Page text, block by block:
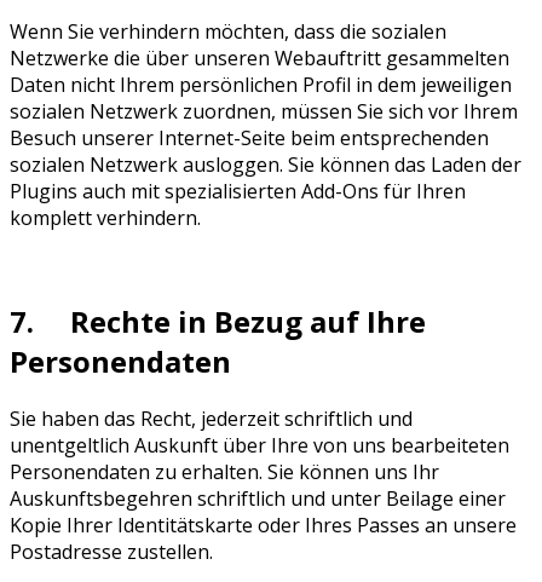
Wenn Sie verhindern möchten, dass die sozialen
Netzwerke die über unseren Webauftritt gesammelten
Daten nicht Ihrem persönlichen Profil in dem jeweiligen
sozialen Netzwerk zuordnen, müssen Sie sich vor Ihrem
Besuch unserer Internet-Seite beim entsprechenden
sozialen Netzwerk ausloggen. Sie können das Laden der
Plugins auch mit spezialisierten Add-Ons für Ihren
komplett verhindern.
7. Rechte in Bezug auf Ihre
Personendaten
Sie haben das Recht, jederzeit schriftlich und
unentgeltlich Auskunft über Ihre von uns bearbeiteten
Personendaten zu erhalten. Sie können uns Ihr
Auskunftsbegehren schriftlich und unter Beilage einer
Kopie Ihrer Identitätskarte oder Ihres Passes an unsere
Postadresse zustellen.